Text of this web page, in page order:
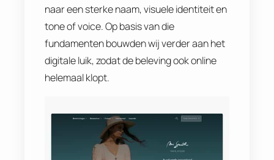
naar een sterke naam, visuele identiteit en
tone of voice. Op basis van die
fundamenten bouwden wij verder aan het
digitale luik, zodat de beleving ook online
helemaal klopt.